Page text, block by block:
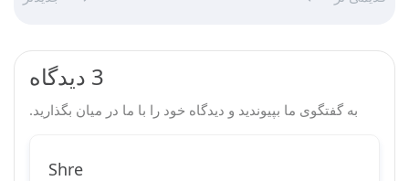
3 دیدگاه
به گفتگوی ما بپیوندید و دیدگاه خود را با ما در میان بگذارید.
Shre